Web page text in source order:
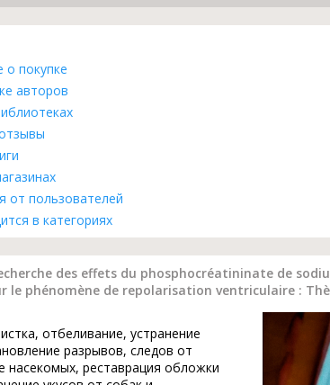
покупке
авторов
от пользователей
в категориях
des effets du phosphocréatininate de
le phénomène de repolarisation ventriculaire :
отбеливание, устранение
разрывов, следов от
насекомых, реставрация обложки